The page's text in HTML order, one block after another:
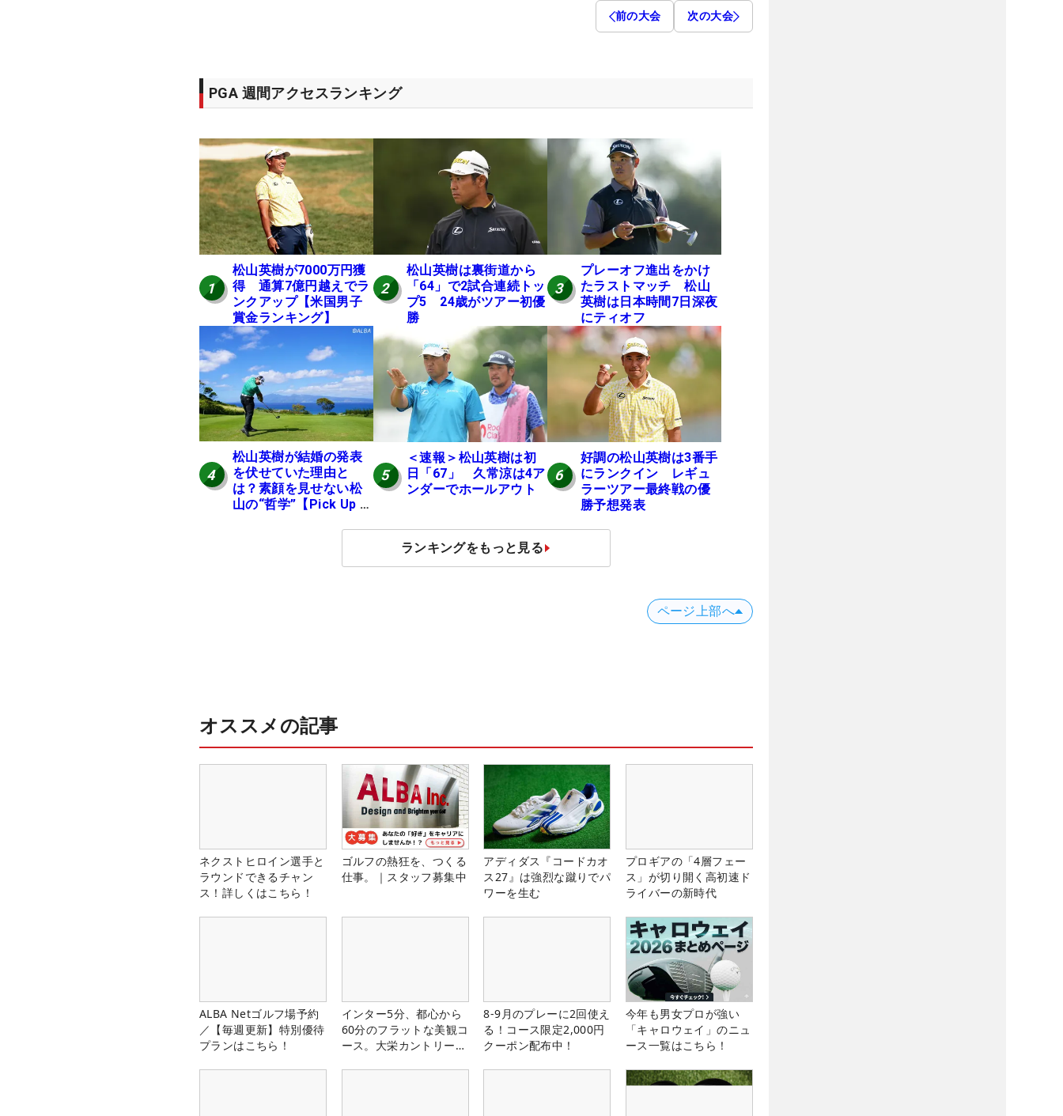
前の大会 次の大会
PGA 週間アクセスランキング
1
松山英樹が7000万円獲
得 通算7億円越えでラ
ンクアップ【米国男子
賞金ランキング】
2
松山英樹は裏街道から
「64」で2試合連続トッ
プ5 24歳がツアー初優
勝
3
プレーオフ進出をかけ
たラストマッチ 松山
英樹は日本時間7日深夜
にティオフ
4
松山英樹が結婚の発表
を伏せていた理由と
は？素顔を見せない松
山の“哲学”【Pick Up 米
5
＜速報＞松山英樹は初
日「67」 久常涼は4ア
ンダーでホールアウト
6
好調の松山英樹は3番手
にランクイン レギュ
ラーツアー最終戦の優
勝予想発表
ランキングをもっと見る
ページ上部へ
オススメの記事
ネクストヒロイン選手と
ラウンドできるチャン
ス！詳しくはこちら！
ゴルフの熱狂を、つくる
仕事。｜スタッフ募集中
アディダス『コードカオ
ス27』は強烈な蹴りでパ
ワーを生む
プロギアの「4層フェー
ス」が切り開く高初速ド
ライバーの新時代
ALBA Netゴルフ場予約
／【毎週更新】特別優待
プランはこちら！
インター5分、都心から
60分のフラットな美観コ
ース。大栄カントリー俱
8-9月のプレーに2回使え
る！コース限定2,000円
クーポン配布中！
今年も男女プロが強い
「キャロウェイ」のニュ
ース一覧はこちら！